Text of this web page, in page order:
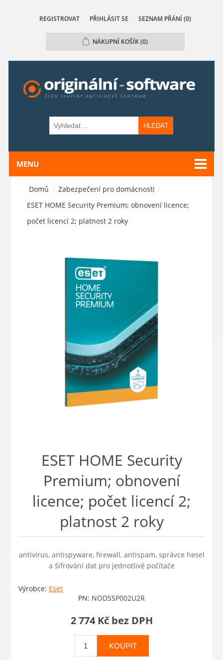
REGISTROVAT PŘIHLÁSIT SE SEZNAM PŘÁNÍ (0)
NÁKUPNÍ KOŠÍK(0)
HLEDAT
MENU
Domů / Zabezpečení pro domácnosti /
ESET HOME Security Premium; obnovení licence;
počet licencí 2; platnost 2 roky
ESET HOME Security
Premium; obnovení
licence; počet licencí 2;
platnost 2 roky
antivirus, antispyware, firewall, antispam, správce hesel
a šifrování dat pro jednotlivé počítače
Výrobce: Eset
PN: NODSSP002U2R
2 774 Kč bez DPH
KOUPIT